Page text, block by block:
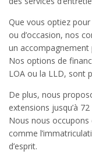
Que vous optiez
ou d’occasion, nos
un
Nos options de
LOA ou la LLD, sont
De plus, nous
extensions jusqu’à
Nous nous
comme
d’esprit.